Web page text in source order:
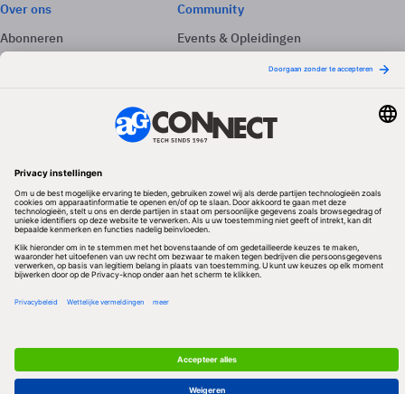
Over ons
Abonneren
Adverteren
Community
Events & Opleidingen
Volg ons
Redactionele partner
Algemene Voorwaarden & Copyrights